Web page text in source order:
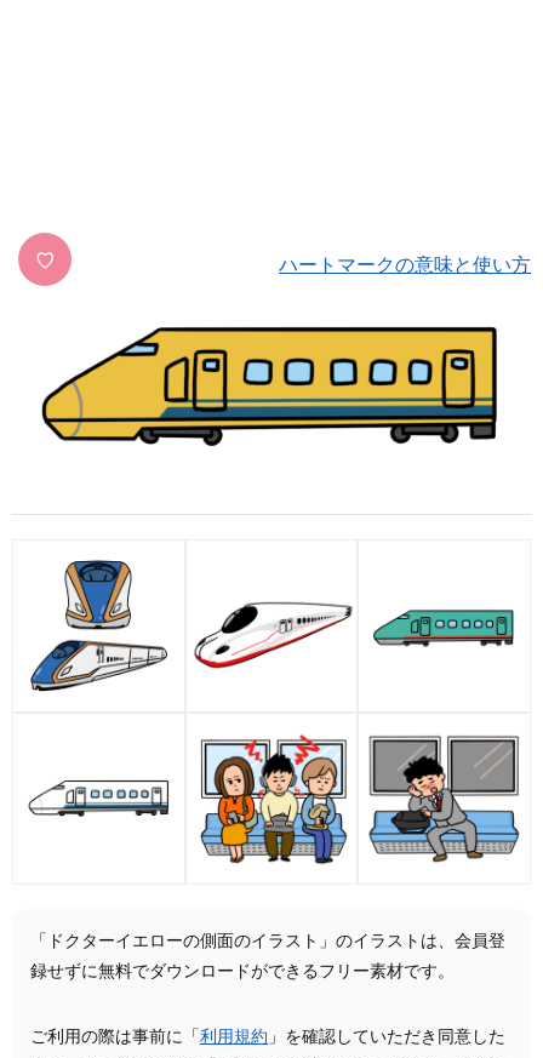
♡ ハートマークの意味と使い方
「ドクターイエローの側面のイラスト」のイラストは、会員登
録せずに無料でダウンロードができるフリー素材です。
ご利用の際は事前に「 利用規約 」を確認していただき同意した